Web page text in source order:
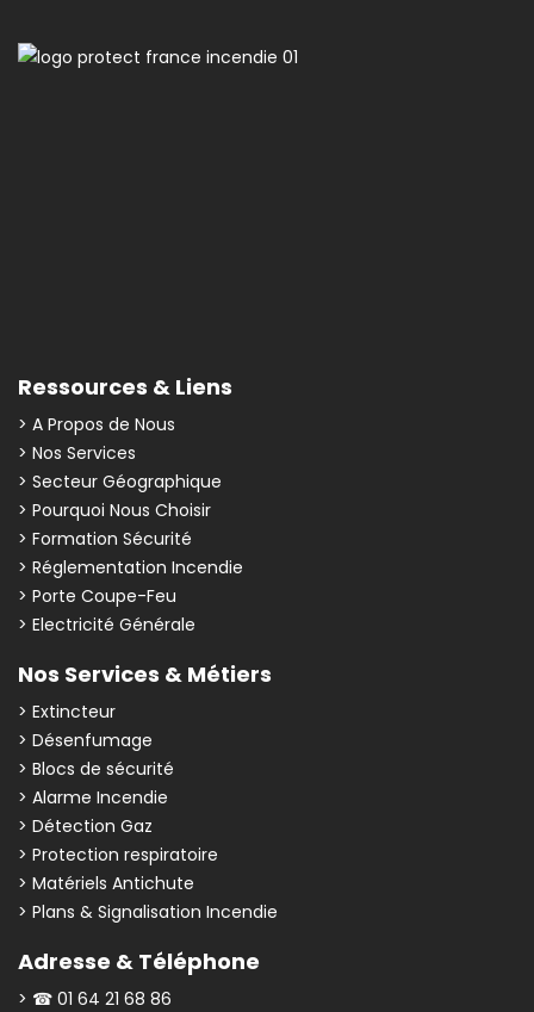
Ressources & Liens
> A Propos de Nous
> Nos Services
> Secteur Géographique
> Pourquoi Nous Choisir
> Formation Sécurité
> Réglementation Incendie
> Porte Coupe-Feu
> Electricité Générale
Nos Services & Métiers
> Extincteur
> Désenfumage
> Blocs de sécurité
> Alarme Incendie
> Détection Gaz
> Protection respiratoire
> Matériels Antichute
> Plans & Signalisation Incendie
Adresse & Téléphone
> ☎ 01 64 21 68 86